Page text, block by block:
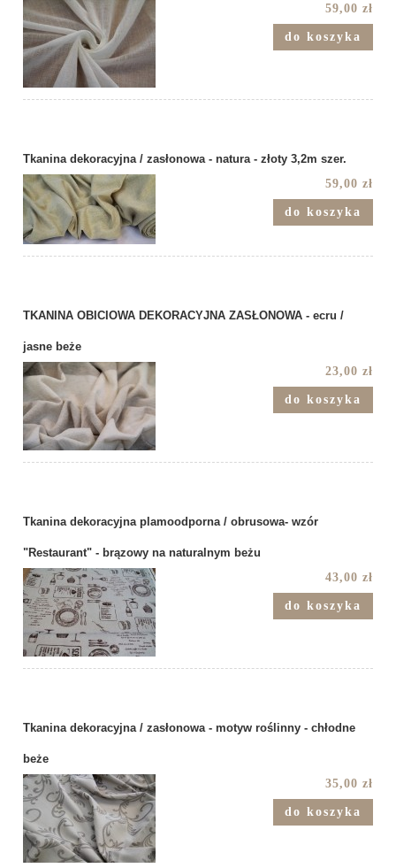
59,00 zł
do koszyka
Tkanina dekoracyjna / zasłonowa - natura - złoty 3,2m szer.
59,00 zł
do koszyka
TKANINA OBICIOWA DEKORACYJNA ZASŁONOWA - ecru /
jasne beże
23,00 zł
do koszyka
Tkanina dekoracyjna plamoodporna / obrusowa- wzór
"Restaurant" - brązowy na naturalnym beżu
43,00 zł
do koszyka
Tkanina dekoracyjna / zasłonowa - motyw roślinny - chłodne
beże
35,00 zł
do koszyka